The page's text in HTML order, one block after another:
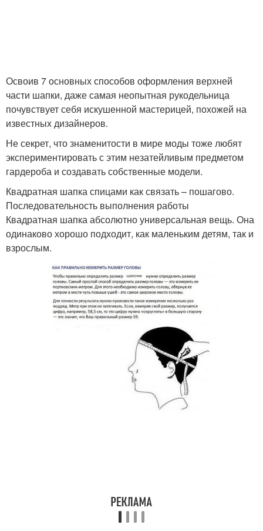
Освоив 7 основных способов оформления верхней
части шапки, даже самая неопытная рукодельница
почувствует себя искушенной мастерицей, похожей на
известных дизайнеров.
Не секрет, что знаменитости в мире моды тоже любят
экспериментировать с этим незатейливым предметом
гардероба и создавать собственные модели.
Квадратная шапка спицами как связать – пошагово.
Последовательность выполнения работы
Квадратная шапка абсолютно универсальная вещь. Она
одинаково хорошо подходит, как маленьким детям, так и
взрослым.